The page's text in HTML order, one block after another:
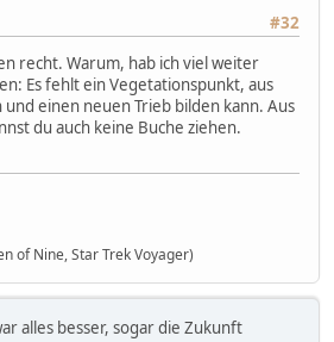
#32
recht. Warum, hab ich viel weiter
Es fehlt ein Vegetationspunkt, aus
einen neuen Trieb bilden kann. Aus
du auch keine Buche ziehen.
of Nine, Star Trek Voyager)
alles besser, sogar die Zukunft